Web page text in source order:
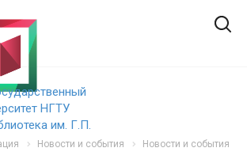
НГТУ
им. Г.П.
Новости и события Новости и события